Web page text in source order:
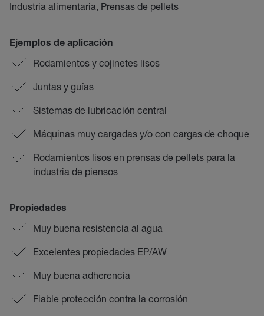
Industria alimentaria, Prensas de pellets
Ejemplos de aplicación
Rodamientos y cojinetes lisos
Juntas y guías
Sistemas de lubricación central
Máquinas muy cargadas y/o con cargas de choque
Rodamientos lisos en prensas de pellets para la
industria de piensos
Propiedades
Muy buena resistencia al agua
Excelentes propiedades EP/AW
Muy buena adherencia
Fiable protección contra la corrosión